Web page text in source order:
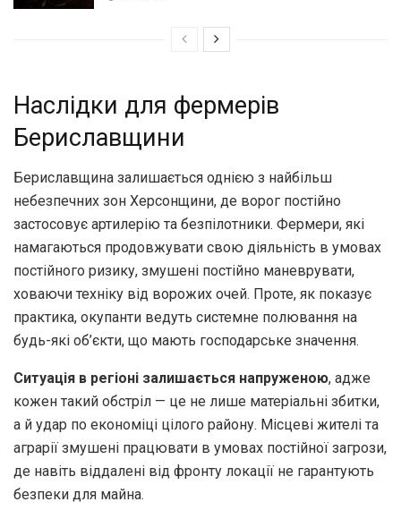
Наслідки для фермерів
Бериславщини
Бериславщина залишається однією з найбільш
небезпечних зон Херсонщини, де ворог постійно
застосовує артилерію та безпілотники. Фермери, які
намагаються продовжувати свою діяльність в умовах
постійного ризику, змушені постійно маневрувати,
ховаючи техніку від ворожих очей. Проте, як показує
практика, окупанти ведуть системне полювання на
будь-які об’єкти, що мають господарське значення.
Ситуація в регіоні залишається напруженою, адже
кожен такий обстріл — це не лише матеріальні збитки,
а й удар по економіці цілого району. Місцеві жителі та
аграрії змушені працювати в умовах постійної загрози,
де навіть віддалені від фронту локації не гарантують
безпеки для майна.